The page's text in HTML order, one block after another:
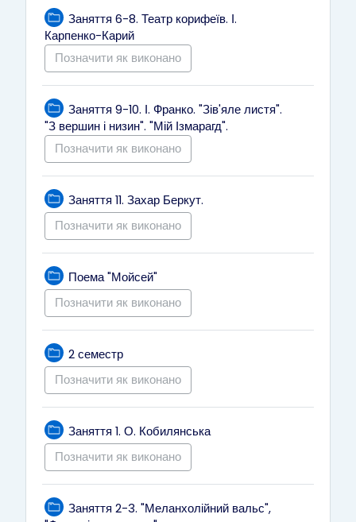
Заняття 6-8. Театр корифеїв. І.
Карпенко-КарийТека
Позначити як виконано
Заняття 9-10. І. Франко. "Зів'яле листя".
"З вершин і низин". "Мій Ізмарагд".Тека
Позначити як виконано
Заняття 11. Захар Беркут.
Позначити як виконано
Поема "Мойсей"Тека
Позначити як виконано
2 семестрТека
Позначити як виконано
Заняття 1. О. КобилянськаТека
Позначити як виконано
Заняття 2-3. "Меланхолійний вальс",